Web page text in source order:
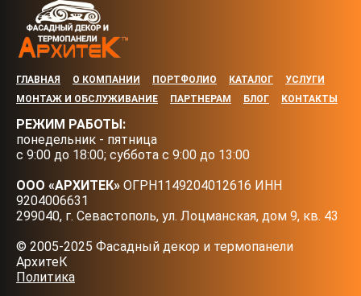
ГЛАВНАЯ О КОМПАНИИ ПОРТФОЛИО КАТАЛОГ
УСЛУГИ
МОНТАЖ И ОБСЛУЖИВАНИЕ
ПАРТНЕРАМ БЛОГ КОНТАКТЫ
РЕЖИМ РАБОТЫ:
понедельник - пятница
с 9:00 до 18:00; суббота с 9:00 до 13:00
ООО «АРХИТЕК» ОГРН1149204012616 ИНН
9204006631
299040, г. Севастополь, ул. Лоцманская, дом 9, кв. 43
© 2005-2025 Фасадный декор и термопанели
АрхитеК
Политика